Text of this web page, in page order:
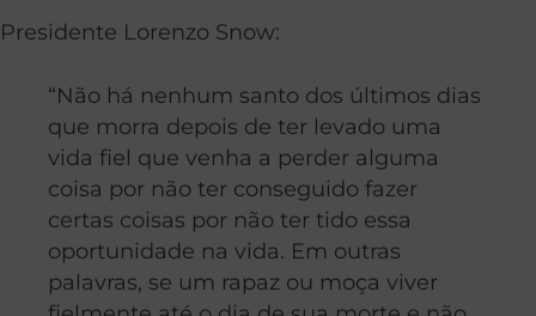
Presidente Lorenzo Snow:
“Não há nenhum santo dos últimos dias
que morra depois de ter levado uma
vida fiel que venha a perder alguma
coisa por não ter conseguido fazer
certas coisas por não ter tido essa
oportunidade na vida. Em outras
palavras, se um rapaz ou moça viver